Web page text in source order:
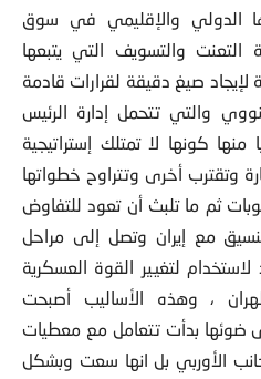
الدولي والإقليمي في سوق
والتسويف التي يتبعها
صيغ دقيقة لقرارات قادمة
والتي تتحمل إدارة الرئيس
منها كونها لا تمتلك إستراتيجية
وتقترب أخرى وتتراوح خطواتها
ثم ما تلبث أن تعود للتفاوض
مع إيران وتصل إلى مراحل
لتغيير القوة العسكرية
، وهذه الأساليب أصبحت
ضوئها بدأت تتعامل مع معطيات
الأوربي بل انها سعت وبشكل